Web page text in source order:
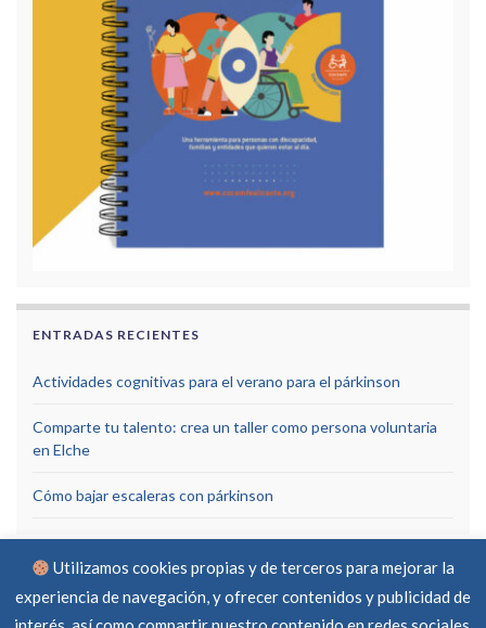
ENTRADAS RECIENTES
Actividades cognitivas para el verano para el párkinson
Comparte tu talento: crea un taller como persona voluntaria
en Elche
Cómo bajar escaleras con párkinson
Utilizamos cookies propias y de terceros para mejorar la
experiencia de navegación, y ofrecer contenidos y publicidad de